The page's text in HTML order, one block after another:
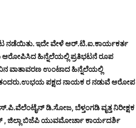
ನಡೆಯಿತು. ಇದೇ ವೇಳೆ ಆರ್.ಟಿ.ಐ.ಕಾರ್ಯಕರ್ತ
ಆರೋಪಿಸಿದ ಹಿನ್ನೆಲೆಯಲ್ಲಿ ಪ್ರತಿಭಟನೆ ರೂಪ
ವಾತಾವರಣ ಉಂಟಾದ ಹಿನ್ನೆಲೆಯಲ್ಲಿ
ತಂದರು.ಉಭಯ ಪಕ್ಷದ ನಾಯಕ ರ ನಡುವೆ ಆರೋಪ
ಡಿ.ಸೋಜ, ಬೆಳ್ತಂಗಡಿ ವೃತ್ತ ನಿರೀಕ್ಷಕ
, ಜಿಲ್ಲಾ ಬಿಜೆಪಿ ಯುವಮೋರ್ಚಾ ಕಾರ್ಯದರ್ಶಿ